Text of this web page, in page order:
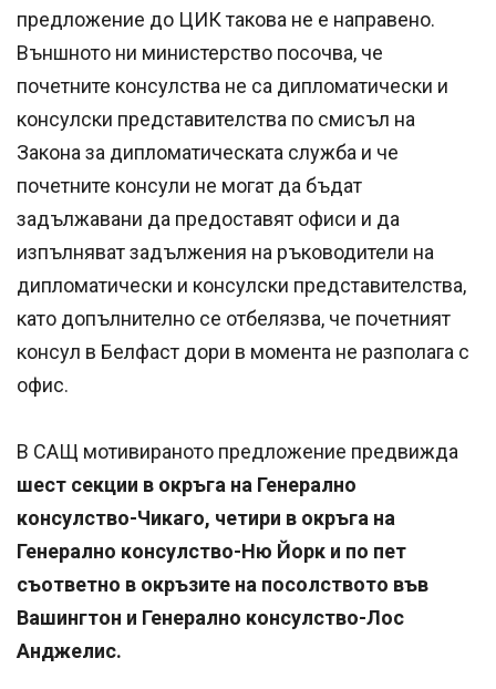
предложение до ЦИК такова не е направено.
Външното ни министерство посочва, че
почетните консулства не са дипломатически и
консулски представителства по смисъл на
Закона за дипломатическата служба и че
почетните консули не могат да бъдат
задължавани да предоставят офиси и да
изпълняват задължения на ръководители на
дипломатически и консулски представителства,
като допълнително се отбелязва, че почетният
консул в Белфаст дори в момента не разполага с
офис.
В САЩ мотивираното предложение предвижда
шест секции в окръга на Генерално
консулство-Чикаго, четири в окръга на
Генерално консулство-Ню Йорк и по пет
съответно в окръзите на посолството във
Вашингтон и Генерално консулство-Лос
Анджелис.